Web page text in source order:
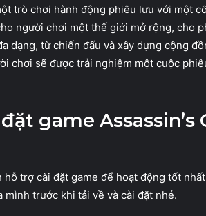
trò chơi hành động phiêu lưu với một
người chơi một thế giới mở rộng, cho
dạng, từ chiến đấu và xây dựng cộng
chơi sẽ được trải nghiệm một cuộc
game Assassin’s
trợ cài đặt game để hoạt động tốt
trước khi tải về và cài đặt nhé.